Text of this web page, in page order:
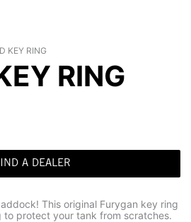
KEY RING
RING
A DEALER
This original Furygan key ring
to protect your tank from scratches.